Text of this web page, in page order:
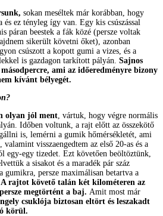
sokan meséltek már korábban, hogy
és ez tényleg így van. Egy kis csúszással
páran beestek a fák közé (persze voltak
sikerült követni őket), azonban
csúszott a kopott gumi a vizes, és a
is gazdagon tarkított pályán. Sajnos
ami az időeredményre bizony
kívánt bélyegét.
olyan jól ment , vártuk, hogy végre normális
Időben voltunk, a rajt előtt az összekötő
is, lemérni a gumik hőmérsékletét, ami
visszaengedtem az első 20-as és a
egy-egy tizedet. Ezt követően beöltöztünk,
a sisakot és a maradék pár száz
gumikra, persze maximálisan betartva a
A rajtot követő talán két kilométeren az
megtörtént a baj. Amit most már
csuklója biztosan eltört és leszakadt
körül.